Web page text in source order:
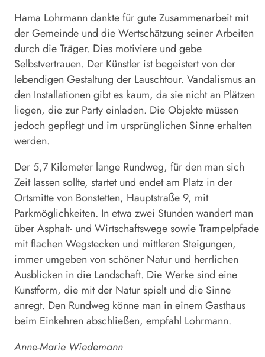
Hama Lohrmann dankte für gute Zusammenarbeit mit
der Gemeinde und die Wertschätzung seiner Arbeiten
durch die Träger. Dies motiviere und gebe
Selbstvertrauen. Der Künstler ist begeistert von der
lebendigen Gestaltung der Lauschtour. Vandalismus an
den Installationen gibt es kaum, da sie nicht an Plätzen
liegen, die zur Party einladen. Die Objekte müssen
jedoch gepflegt und im ursprünglichen Sinne erhalten
werden.
Der 5,7 Kilometer lange Rundweg, für den man sich
Zeit lassen sollte, startet und endet am Platz in der
Ortsmitte von Bonstetten, Hauptstraße 9, mit
Parkmöglichkeiten. In etwa zwei Stunden wandert man
über Asphalt- und Wirtschaftswege sowie Trampelpfade
mit flachen Wegstecken und mittleren Steigungen,
immer umgeben von schöner Natur und herrlichen
Ausblicken in die Landschaft. Die Werke sind eine
Kunstform, die mit der Natur spielt und die Sinne
anregt. Den Rundweg könne man in einem Gasthaus
beim Einkehren abschließen, empfahl Lohrmann.
Anne-Marie Wiedemann